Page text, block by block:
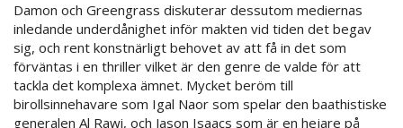
Damon och Greengrass diskuterar dessutom mediernas
inledande underdånighet inför makten vid tiden det begav
sig, och rent konstnärligt behovet av att få in det som
förväntas i en thriller vilket är den genre de valde för att
tackla det komplexa ämnet. Mycket beröm till
birollsinnehavare som Igal Naor som spelar den baathistiske
generalen Al Rawi, och Jason Isaacs som är en hejare på